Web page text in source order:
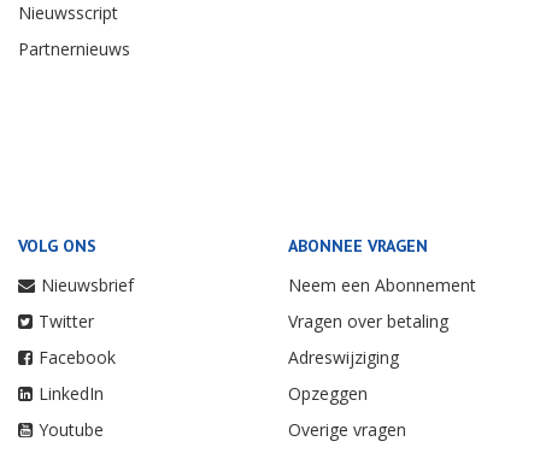
Nieuwsscript
Partnernieuws
VOLG ONS
Nieuwsbrief
Twitter
Facebook
LinkedIn
Youtube
ABONNEE VRAGEN
Neem een Abonnement
Vragen over betaling
Adreswijziging
Opzeggen
Overige vragen